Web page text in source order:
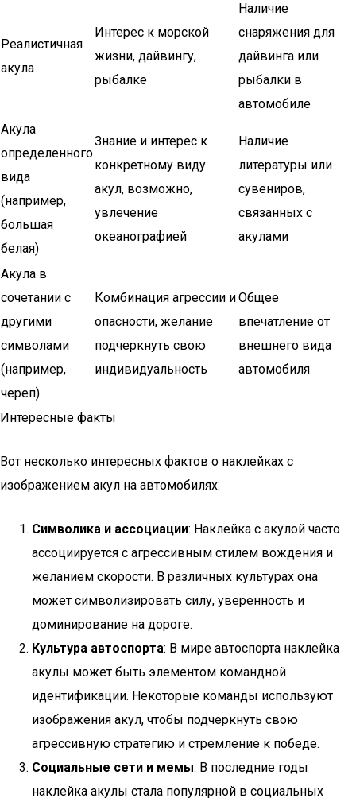
Реалистичная
акула
Интерес к морской
жизни, дайвингу,
рыбалке
Наличие
снаряжения для
дайвинга или
рыбалки в
автомобиле
Акула
определенного
вида
(например,
большая
белая)
Знание и интерес к
конкретному виду
акул, возможно,
увлечение
океанографией
Наличие
литературы или
сувениров,
связанных с
акулами
Акула в
сочетании с
другими
символами
(например,
череп)
Комбинация агрессии и
опасности, желание
подчеркнуть свою
индивидуальность
Общее
впечатление от
внешнего вида
автомобиля
Интересные факты
Вот несколько интересных фактов о наклейках с
изображением акул на автомобилях:
Символика и ассоциации: Наклейка с акулой часто
ассоциируется с агрессивным стилем вождения и
желанием скорости. В различных культурах она
может символизировать силу, уверенность и
доминирование на дороге.
Культура автоспорта: В мире автоспорта наклейка
акулы может быть элементом командной
идентификации. Некоторые команды используют
изображения акул, чтобы подчеркнуть свою
агрессивную стратегию и стремление к победе.
Социальные сети и мемы: В последние годы
наклейка акулы стала популярной в социальных